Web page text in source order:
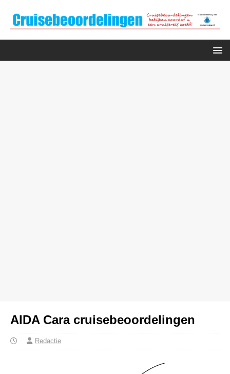
AIDA Cara cruisebeoordelingen
Redactie